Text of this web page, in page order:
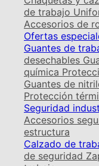
de trabajo
Accesorios de
Ofertas
Guantes de
desechables
química
Guantes de
Protección
Seguridad
Accesorios
estructura
Calzado de
de seguridad